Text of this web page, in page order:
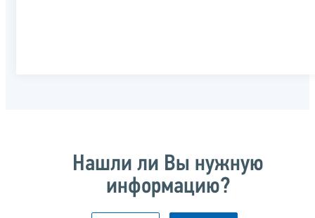
Нашли ли Вы нужную
информацию?